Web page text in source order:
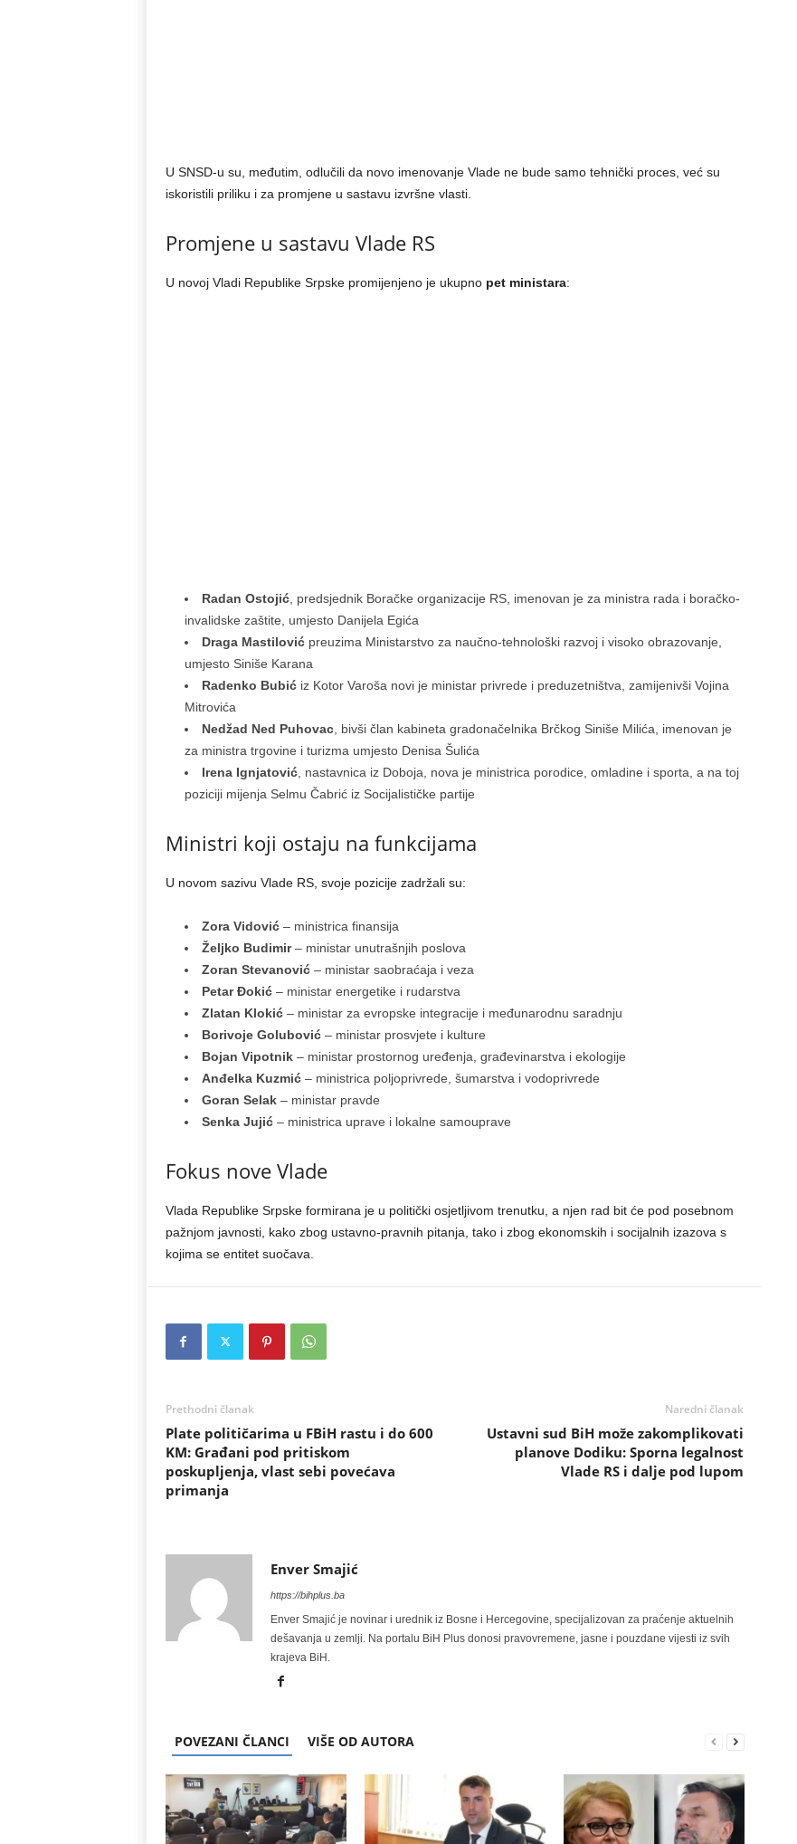
U SNSD-u su, međutim, odlučili da novo imenovanje Vlade ne bude samo tehnički proces, već su
iskoristili priliku i za promjene u sastavu izvršne vlasti.
Promjene u sastavu Vlade RS
U novoj Vladi Republike Srpske promijenjeno je ukupno pet ministara:
Radan Ostojić, predsjednik Boračke organizacije RS, imenovan je za ministra rada i boračko-
invalidske zaštite, umjesto Danijela Egića
Draga Mastilovićpreuzima Ministarstvo za naučno-tehnološki razvoj i visoko obrazovanje,
umjesto Siniše Karana
Radenko Bubićiz Kotor Varoša novi je ministar privrede i preduzetništva, zamijenivši Vojina
Mitrovića
Nedžad Ned Puhovac, bivši član kabineta gradonačelnika Brčkog Siniše Milića, imenovan je
za ministra trgovine i turizma umjesto Denisa Šulića
Irena Ignjatović, nastavnica iz Doboja, nova je ministrica porodice, omladine i sporta, a na toj
poziciji mijenja Selmu Čabrić iz Socijalističke partije
Ministri koji ostaju na funkcijama
U novom sazivu Vlade RS, svoje pozicije zadržali su:
Zora Vidović– ministrica finansija
Željko Budimir– ministar unutrašnjih poslova
Zoran Stevanović– ministar saobraćaja i veza
Petar Đokić– ministar energetike i rudarstva
Zlatan Klokić– ministar za evropske integracije i međunarodnu saradnju
Borivoje Golubović– ministar prosvjete i kulture
Bojan Vipotnik– ministar prostornog uređenja, građevinarstva i ekologije
Anđelka Kuzmić– ministrica poljoprivrede, šumarstva i vodoprivrede
Goran Selak– ministar pravde
Senka Jujić– ministrica uprave i lokalne samouprave
Fokus nove Vlade
Vlada Republike Srpske formirana je u politički osjetljivom trenutku, a njen rad bit će pod posebnom
pažnjom javnosti, kako zbog ustavno-pravnih pitanja, tako i zbog ekonomskih i socijalnih izazova s
kojima se entitet suočava.
Prethodni članak
Plate političarima u FBiH rastu i do 600
KM: Građani pod pritiskom
poskupljenja, vlast sebi povećava
primanja
Naredni članak
Ustavni sud BiH može zakomplikovati
planove Dodiku: Sporna legalnost
Vlade RS i dalje pod lupom
Enver Smajić
https://bihplus.ba
Enver Smajić je novinar i urednik iz Bosne i Hercegovine, specijalizovan za praćenje aktuelnih
dešavanja u zemlji. Na portalu BiH Plus donosi pravovremene, jasne i pouzdane vijesti iz svih
krajeva BiH.
POVEZANI ČLANCI VIŠE OD AUTORA